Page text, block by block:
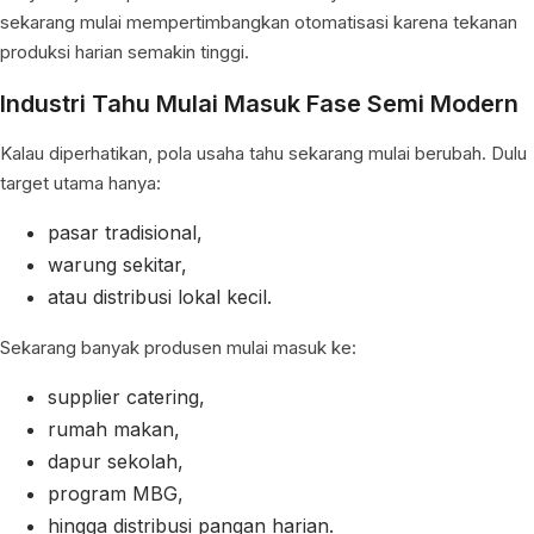
sekarang mulai mempertimbangkan otomatisasi karena tekanan
produksi harian semakin tinggi.
Industri Tahu Mulai Masuk Fase Semi Modern
Kalau diperhatikan, pola usaha tahu sekarang mulai berubah. Dulu
target utama hanya:
pasar tradisional,
warung sekitar,
atau distribusi lokal kecil.
Sekarang banyak produsen mulai masuk ke:
supplier catering,
rumah makan,
dapur sekolah,
program MBG,
hingga distribusi pangan harian.